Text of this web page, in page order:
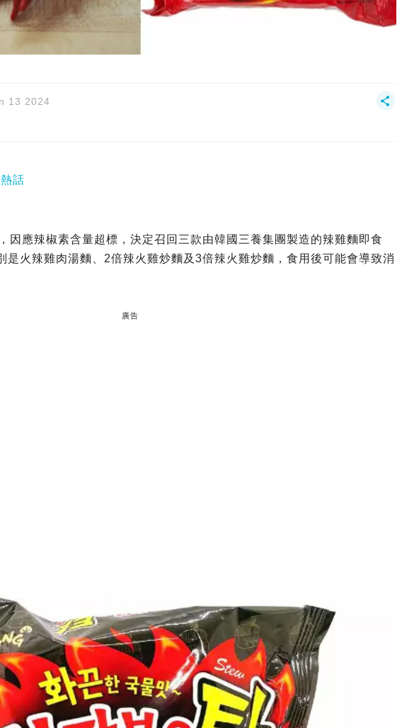
13 2024
話
因應辣椒素含量超標，決定召回三款由韓國三養集團製造的辣雞麵即食
是火辣雞肉湯麵、2倍辣火雞炒麵及3倍辣火雞炒麵，食用後可能會導致消
廣告